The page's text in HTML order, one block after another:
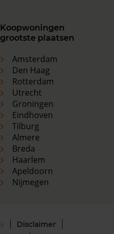
Koopwoningen
grootste plaatsen
Amsterdam
Den Haag
Rotterdam
Utrecht
Groningen
Eindhoven
Tilburg
Almere
Breda
Haarlem
Apeldoorn
Nijmegen
Disclaimer